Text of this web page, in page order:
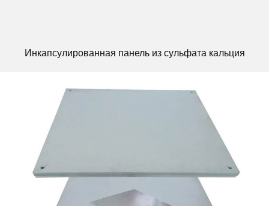
Инкапсулированная панель из сульфата кальция